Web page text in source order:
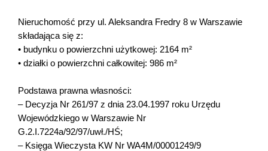
Nieruchomość przy ul. Aleksandra Fredry 8 w Warszawie
składająca się z:
• budynku o powierzchni użytkowej: 2164 m²
• działki o powierzchni całkowitej: 986 m²
Podstawa prawna własności:
– Decyzja Nr 261/97 z dnia 23.04.1997 roku Urzędu
Wojewódzkiego w Warszawie Nr
G.2.I.7224a/92/97/uwł./HŚ;
– Księga Wieczysta KW Nr WA4M/00001249/9